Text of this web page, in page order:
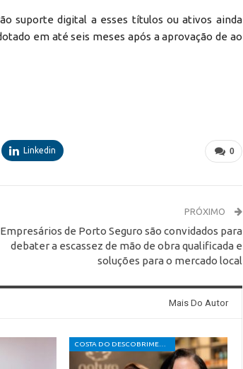
suporte digital a esses títulos ou ativos ainda
em até seis meses após a aprovação de ao
0
Linkedin
PRÓXIMO
Empresários de Porto Seguro são convidados para
debater a escassez de mão de obra qualificada e
soluções para o mercado local
Mais Do Autor